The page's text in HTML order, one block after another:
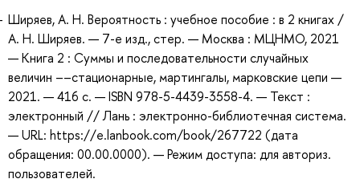
Ширяев, А. Н. Вероятность : учебное пособие : в 2 книгах /
А. Н. Ширяев. — 7-е изд., стер. — Москва : МЦНМО, 2021
— Книга 2 : Суммы и последовательности случайных
величин ––стационарные, мартингалы, марковские цепи —
2021. — 416 с. — ISBN 978-5-4439-3558-4. — Текст :
электронный // Лань : электронно-библиотечная система.
— URL: https://e.lanbook.com/book/267722 (дата
обращения: 00.00.0000). — Режим доступа: для авториз.
пользователей.